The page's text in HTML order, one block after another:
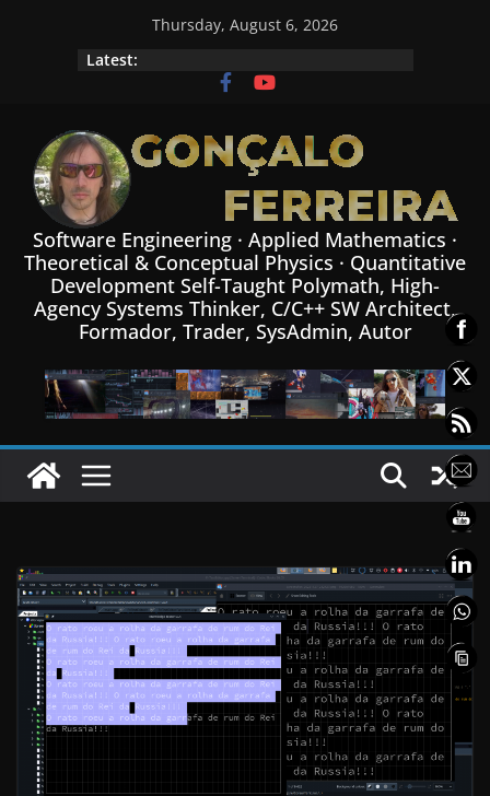
Thursday, August 6, 2026
Latest:
Software Engineering · Applied Mathematics ·
Theoretical & Conceptual Physics · Quantitative
Development Self-Taught Polymath, High-
Agency Systems Thinker, C/C++ SW Architect,
Formador, Trader, SysAdmin, Autor